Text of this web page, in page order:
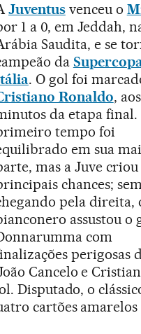
Juventusvenceu o
1 a 0, em Jeddah,
Saudita, e se
da
. O gol foi
Ronaldo,
da etapa final.
tempo foi
em sua
mas a Juve criou
chances;
pela direita,
assustou o
com
perigosas
Cancelo e
Disputado, o
cartões amarelos